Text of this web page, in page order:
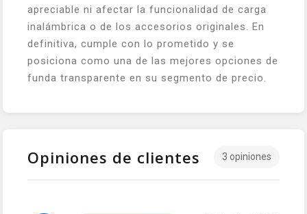
apreciable ni afectar la funcionalidad de carga
inalámbrica o de los accesorios originales. En
definitiva, cumple con lo prometido y se
posiciona como una de las mejores opciones de
funda transparente en su segmento de precio.
Opiniones de clientes 3 opiniones